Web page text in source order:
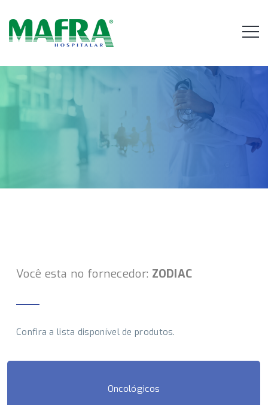
Você esta no fornecedor: ZODIAC
Confira a lista disponível de produtos.
Oncológicos